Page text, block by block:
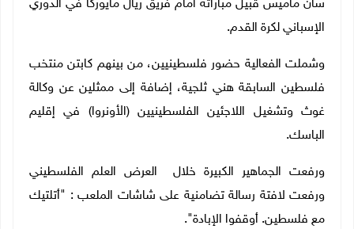
سان ماميس قبيل مباراته أمام فريق ريال مايوركا في الدوري
الإسباني لكرة القدم.
وشملت الفعالية حضور فلسطينيين، من بينهم كابتن منتخب
فلسطين السابقة هني ثلجية، إضافة إلى ممثلين عن وكالة
غوث وتشغيل اللاجئين الفلسطينيين (الأونروا) في إقليم
الباسك.
ورفعت الجماهير الكبيرة خلال العرض العلم الفلسطيني
ورفعت لافتة رسالة تضامنية على شاشات الملعب : "أتلتيك
مع فلسطين. أوقفوا الإبادة".